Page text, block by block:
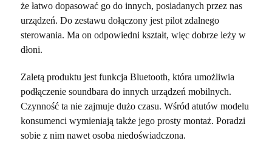
że łatwo dopasować go do innych, posiadanych przez nas
urządzeń. Do zestawu dołączony jest pilot zdalnego
sterowania. Ma on odpowiedni kształt, więc dobrze leży w
dłoni.
Zaletą produktu jest funkcja Bluetooth, która umożliwia
podłączenie soundbara do innych urządzeń mobilnych.
Czynność ta nie zajmuje dużo czasu. Wśród atutów modelu
konsumenci wymieniają także jego prosty montaż. Poradzi
sobie z nim nawet osoba niedoświadczona.